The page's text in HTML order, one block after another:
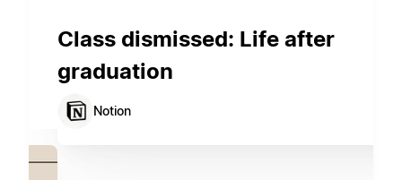
Class dismissed: Life after
graduation
Notion